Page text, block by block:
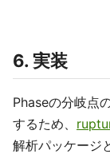
6. 実装
Phaseの分岐点
するため、
解析パッケージ